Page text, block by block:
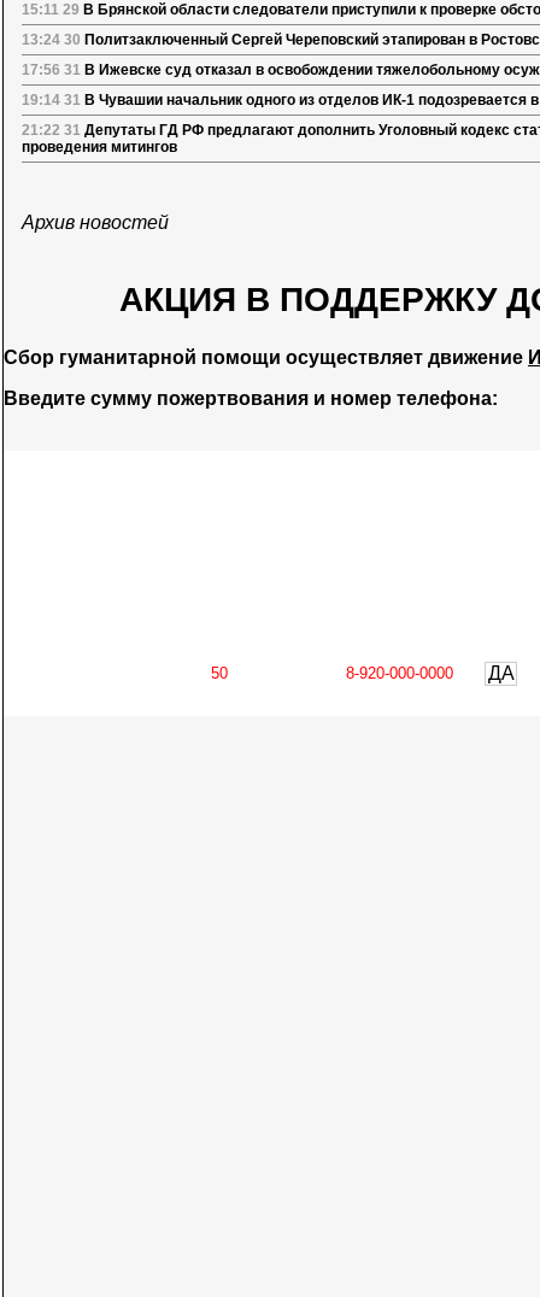
15:11 29 В Брянской области следователи приступили к проверке
13:24 30 Политзаключенный Сергей Череповский этапирован в
17:56 31 В Ижевске суд отказал в освобождении тяжелобольному
19:14 31 В Чувашии начальник одного из отделов ИК-1 подозревается
21:22 31 Депутаты ГД РФ предлагают дополнить Уголовный кодекс
проведения митингов
Архив новостей
АКЦИЯ В ПОДДЕРЖКУ
Сбор гуманитарной помощи осуществляет движение
Введите сумму пожертвования и номер телефона:
ДА